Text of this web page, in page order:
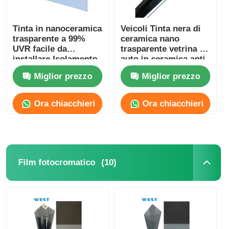
Tinta in nanoceramica
trasparente a 99%
UVR facile da
installare Isolamento
termico Film di
tintura per finestre di
auto
Miglior prezzo
Ora chiacchieri
Veicoli Tinta nera di
ceramica nano
trasparente vetrina di
auto in ceramica anti-
UV
Miglior prezzo
Ora chiacchieri
Film fotocromatico (10)